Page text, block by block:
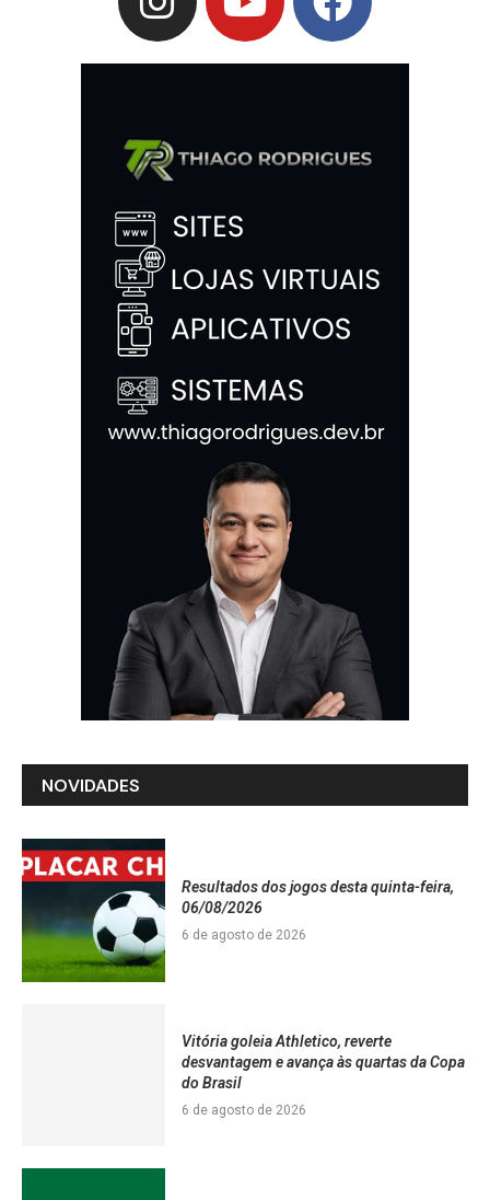
NOVIDADES
Resultados dos jogos desta quinta-feira,
06/08/2026
6 de agosto de 2026
Vitória goleia Athletico, reverte
desvantagem e avança às quartas da Copa
do Brasil
6 de agosto de 2026